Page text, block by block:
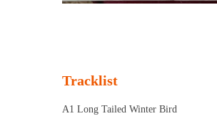
Tracklist
A1 Long Tailed Winter Bird